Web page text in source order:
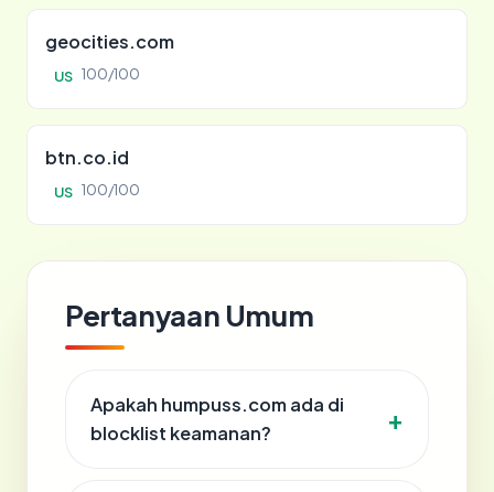
geocities.com
US 100/100
btn.co.id
US 100/100
Pertanyaan Umum
Apakah humpuss.com ada di
blocklist keamanan?